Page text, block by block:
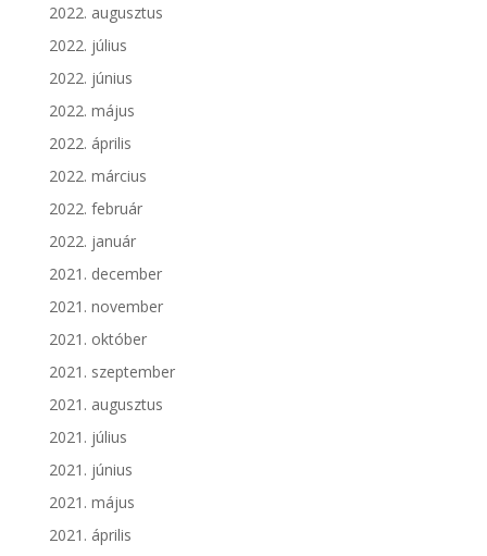
2022. augusztus
2022. július
2022. június
2022. május
2022. április
2022. március
2022. február
2022. január
2021. december
2021. november
2021. október
2021. szeptember
2021. augusztus
2021. július
2021. június
2021. május
2021. április